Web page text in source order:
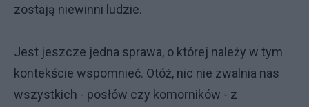
zostają niewinni ludzie.
Jest jeszcze jedna sprawa, o której należy w tym
kontekście wspomnieć. Otóż, nic nie zwalnia nas
wszystkich - posłów czy komorników - z